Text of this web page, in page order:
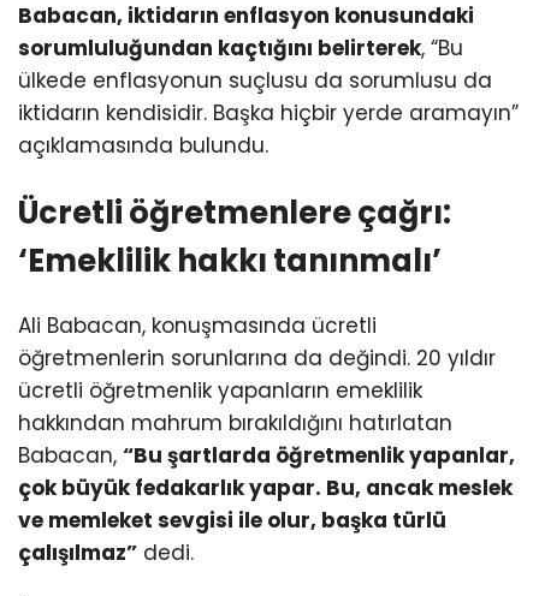
Babacan, iktidarın enflasyon konusundaki
sorumluluğundan kaçtığını belirterek, “Bu
ülkede enflasyonun suçlusu da sorumlusu da
iktidarın kendisidir. Başka hiçbir yerde aramayın”
açıklamasında bulundu.
Ücretli öğretmenlere çağrı:
‘Emeklilik hakkı tanınmalı’
Ali Babacan, konuşmasında ücretli
öğretmenlerin sorunlarına da değindi. 20 yıldır
ücretli öğretmenlik yapanların emeklilik
hakkından mahrum bırakıldığını hatırlatan
Babacan, “Bu şartlarda öğretmenlik yapanlar,
çok büyük fedakarlık yapar. Bu, ancak meslek
ve memleket sevgisi ile olur, başka türlü
çalışılmaz” dedi.